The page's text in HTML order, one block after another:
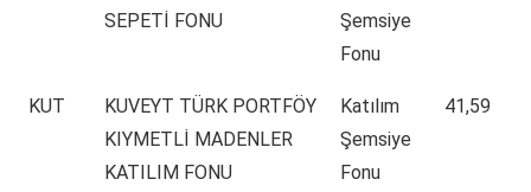
SEPETİ FONU
Şemsiye
Fonu
KUT
KUVEYT TÜRK PORTFÖY
KIYMETLİ MADENLER
KATILIM FONU
Katılım
Şemsiye
Fonu
41,59